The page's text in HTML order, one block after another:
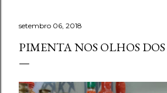
setembro 06, 2018
PIMENTA NOS OLHOS